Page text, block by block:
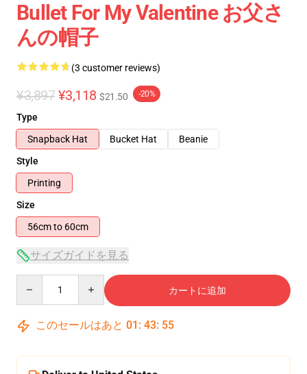
Bullet For My Valentine お父さ
んの帽子
(3 customer reviews)
¥3,897 ¥3,118 $21.50 -20%
Type
Snapback Hat
Bucket Hat
Beanie
Style
Printing
Size
56cm to 60cm
サイズガイドを見る
カートに追加
このセールはあと 01 : 43: 54